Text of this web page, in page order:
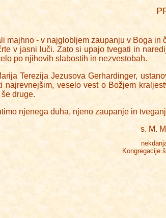
majhno - v najglobljem zaupanju v Boga
v jasni luči. Zato si upajo tvegati in
po njihovih slabostih in nezvestobah.
Terezija Jezusova Gerhardinger,
najrevnejšim, veselo vest o Božjem
druge.
njenega duha, njeno zaupanje in
s. M.
Kongregacije